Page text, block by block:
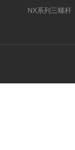
NX系列三螺杆